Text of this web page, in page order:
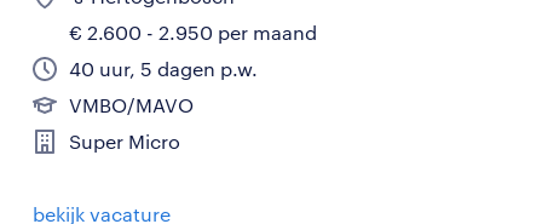
€ 2.600 - 2.950 per maand
40 uur, 5 dagen p.w.
VMBO/MAVO
Super Micro
bekijk vacature